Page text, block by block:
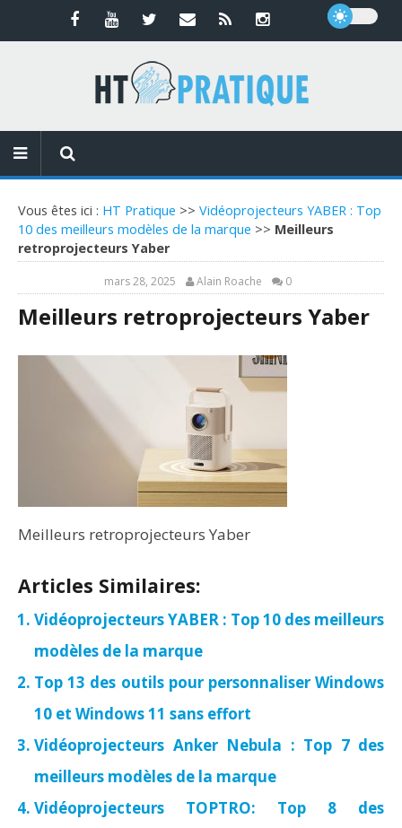
Vous êtes ici : HT Pratique >> Vidéoprojecteurs YABER : Top
10 des meilleurs modèles de la marque >> Meilleurs
retroprojecteurs Yaber
mars 28, 2025 Alain Roache 0
Meilleurs retroprojecteurs Yaber
Meilleurs retroprojecteurs Yaber
Articles Similaires:
Vidéoprojecteurs YABER : Top 10 des meilleurs
modèles de la marque
Top 13 des outils pour personnaliser Windows
10 et Windows 11 sans effort
Vidéoprojecteurs Anker Nebula : Top 7 des
meilleurs modèles de la marque
Vidéoprojecteurs TOPTRO: Top 8 des